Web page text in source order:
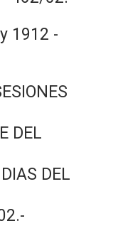
1912 -
DEL
DEL